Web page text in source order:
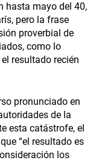
hasta mayo del 40,
pero la frase
proverbial de
como lo
resultado recién
pronunciado en
de la
esta catástrofe, el
“el resultado es
los